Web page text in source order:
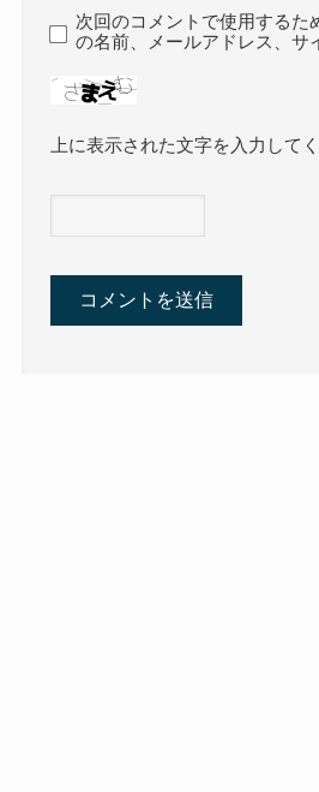
次回のコメントで使用するた
の名前、メールアドレス、サ
上に表示された文字を入力してく